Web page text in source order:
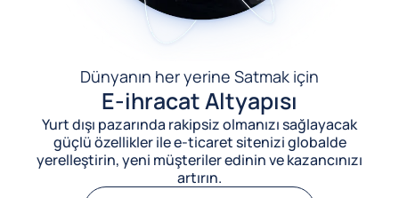
Dünyanın her yerine Satmak için
E-ihracat Altyapısı
Yurt dışı pazarında rakipsiz olmanızı sağlayacak
güçlü özellikler ile e-ticaret sitenizi globalde
yerelleştirin, yeni müşteriler edinin ve kazancınızı
artırın.